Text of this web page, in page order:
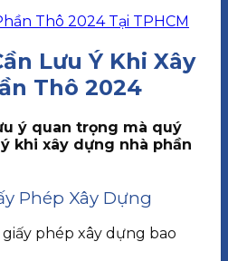
Lưu Ý Khi Xây
Thô 2024
ý quan trọng mà quý
khi xây dựng nhà phần
Phép Xây Dựng
phép xây dựng bao